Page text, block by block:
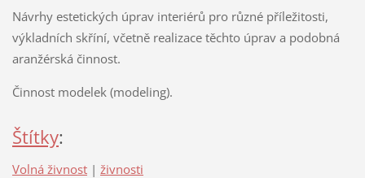
Návrhy estetických úprav interiérů pro různé příležitosti,
výkladních skříní, včetně realizace těchto úprav a podobná
aranžérská činnost.
Činnost modelek (modeling).
Štítky:
Volná živnost | živnosti